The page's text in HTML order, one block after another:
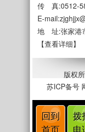
SMF-
传 真:0512-
E-
地 址:张家港
【查看详细】
版权
苏ICP备号
回到
首页
拨
电